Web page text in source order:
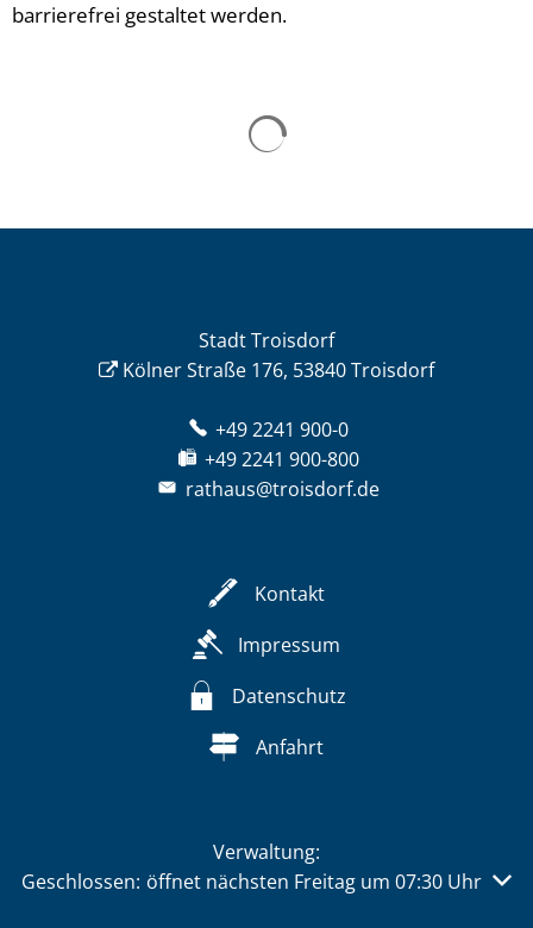
barrierefrei gestaltet werden.
Stadt Troisdorf
Kölner Straße 176, 53840 Troisdorf
+49 2241 900-0
+49 2241 900-800
rathaus@troisdorf.de
Kontakt
Impressum
Datenschutz
Anfahrt
Verwaltung:
Klicken, um weitere Öffnungs- oder Schließzeiten
Geschlossen: öffnet nächsten Freitag um 07:30 Uhr